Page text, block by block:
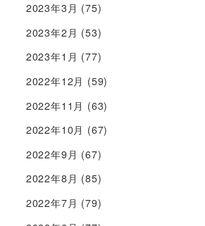
2023年3月 (75)
2023年2月 (53)
2023年1月 (77)
2022年12月 (59)
2022年11月 (63)
2022年10月 (67)
2022年9月 (67)
2022年8月 (85)
2022年7月 (79)